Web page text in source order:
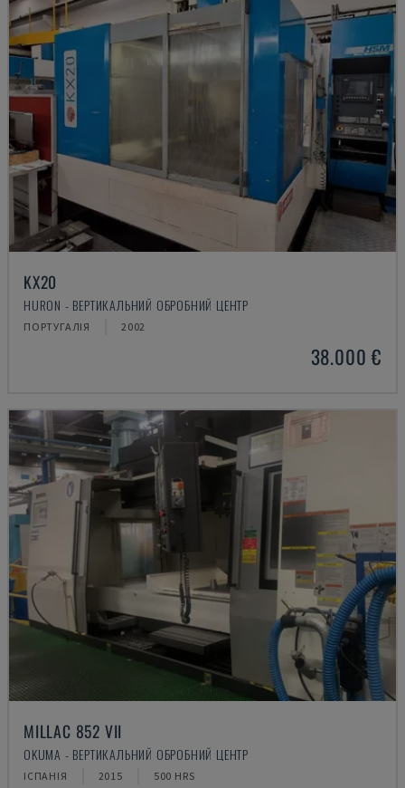
KX20
HURON - ВЕРТИКАЛЬНИЙ ОБРОБНИЙ ЦЕНТР
ПОРТУГАЛІЯ 2002
38.000 €
MILLAC 852 VII
OKUMA - ВЕРТИКАЛЬНИЙ ОБРОБНИЙ ЦЕНТР
ІСПАНІЯ 2015 500 HRS